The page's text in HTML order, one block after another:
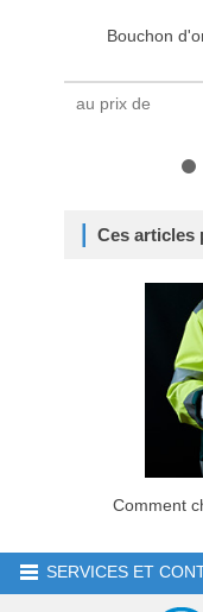
Bouchon
au prix de
Ces articles
Comment
SERVICES ET